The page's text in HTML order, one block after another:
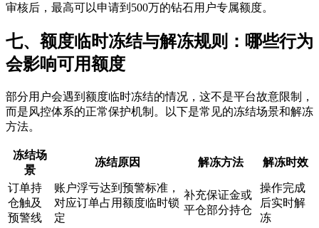
审核后，最高可以申请到500万的钻石用户专属额度。
七、额度临时冻结与解冻规则：哪些行为
会影响可用额度
部分用户会遇到额度临时冻结的情况，这不是平台故意限制，
而是风控体系的正常保护机制。以下是常见的冻结场景和解冻
方法。
冻结场
景
冻结原因 解冻方法 解冻时效
订单持
仓触及
预警线
账户浮亏达到预警标准，
对应订单占用额度临时锁
定
补充保证金或
平仓部分持仓
操作完成
后实时解
冻